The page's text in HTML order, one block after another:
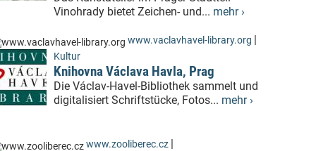
Vinohrady bietet Zeichen- und... mehr ›
www.vaclavhavel-library.org |
Kultur
Knihovna Václava Havla, Prag
Die Václav-Havel-Bibliothek sammelt und
digitalisiert Schriftstücke, Fotos... mehr ›
www.zooliberec.cz |